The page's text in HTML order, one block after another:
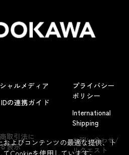
よくあるお問い合わせ
ャルメディア
IDの連携ガイド
取引法に
表示
プライバシー
ポリシー
International
Shipping
お問い合わせ/
リクエスト
よびコンテンツの最適な提供、ト